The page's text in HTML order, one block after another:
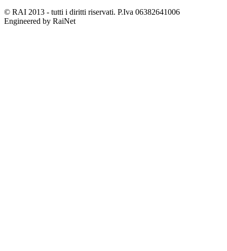
© RAI 2013 - tutti i diritti riservati. P.Iva 06382641006
Engineered by RaiNet